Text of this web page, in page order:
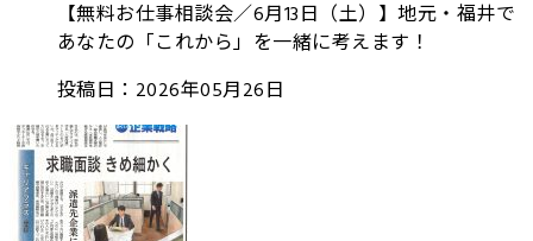
【無料お仕事相談会／6月13日（土）】地元・福井で
あなたの「これから」を一緒に考えます！
投稿日：2026年05月26日